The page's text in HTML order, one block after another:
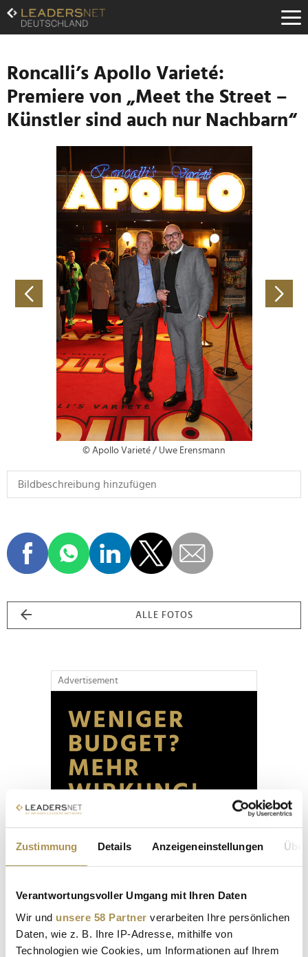
Zustimmung Details Anzeigeneinstellungen
Verantwortungsvoller Umgang mit Ihren Daten
Wir und unsere 58 Partner verarbeiten Ihre persönlichen
Daten, wie z. B. Ihre IP-Adresse, mithilfe von
Technologien wie Cookies, um Informationen auf Ihrem
Zum
Inhalt
Zur
Navigation
Zur
Hauptnavigation
Roncalli’s Apollo Varieté:
Premiere von „Meet the Street –
Künstler sind auch nur Nachbarn“
© Apollo Varieté / Uwe Erensmann
ALLE FOTOS
Advertisement